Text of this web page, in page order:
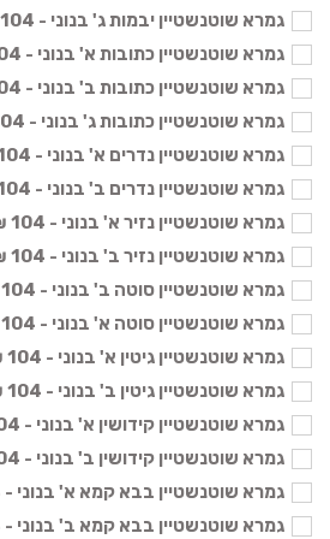
גמרא שוטנשטיין יבמות ג' בנוני - 104 ₪
גמרא שוטנשטיין כתובות א' בנוני - 104 ₪
גמרא שוטנשטיין כתובות ב' בנוני - 104 ₪
גמרא שוטנשטיין כתובות ג' בנוני - 104 ₪
גמרא שוטנשטיין נדרים א' בנוני - 104 ₪
גמרא שוטנשטיין נדרים ב' בנוני - 104 ₪
גמרא שוטנשטיין נזיר א' בנוני - 104 ₪
גמרא שוטנשטיין נזיר ב' בנוני - 104 ₪
גמרא שוטנשטיין סוטה ב' בנוני - 104 ₪
גמרא שוטנשטיין סוטה א' בנוני - 104 ₪
גמרא שוטנשטיין גיטין א' בנוני - 104 ₪
גמרא שוטנשטיין גיטין ב' בנוני - 104 ₪
גמרא שוטנשטיין קידושין א' בנוני - 104 ₪
גמרא שוטנשטיין קידושין ב' בנוני - 104 ₪
גמרא שוטנשטיין בבא קמא א' בנוני - 104 ₪
גמרא שוטנשטיין בבא קמא ב' בנוני - 104 ₪